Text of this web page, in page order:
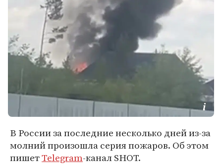
В России за последние несколько дней из-за
молний произошла серия пожаров. Об этом
пишетTelegram-канал SHOT.